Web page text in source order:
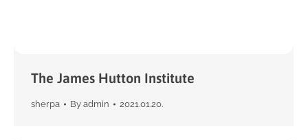
The James Hutton Institute
sherpa By admin 2021.01.20.